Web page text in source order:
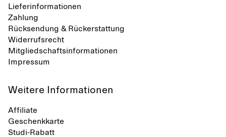
Lieferinformationen
Zahlung
Rücksendung & Rückerstattung
Widerrufsrecht
Mitgliedschaftsinformationen
Impressum
Weitere Informationen
Affiliate
Geschenkkarte
Studi-Rabatt